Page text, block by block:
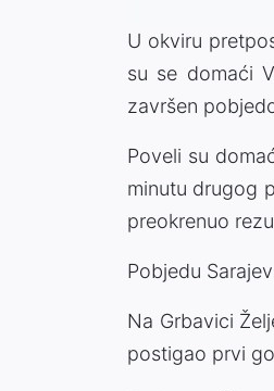
U okviru
su se domaći
završen
Poveli su
minutu drugog
preokrenuo
Pobjedu
Na Grbavici
postigao prvi